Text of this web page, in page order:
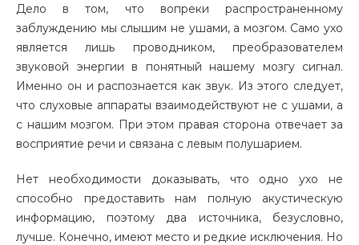
Дело в том, что вопреки распространенному
заблуждению мы слышим не ушами, а мозгом. Само ухо
является лишь проводником, преобразователем
звуковой энергии в понятный нашему мозгу сигнал.
Именно он и распознается как звук. Из этого следует,
что слуховые аппараты взаимодействуют не с ушами, а
с нашим мозгом. При этом правая сторона отвечает за
восприятие речи и связана с левым полушарием.
Нет необходимости доказывать, что одно ухо не
способно предоставить нам полную акустическую
информацию, поэтому два источника, безусловно,
лучше. Конечно, имеют место и редкие исключения. Но